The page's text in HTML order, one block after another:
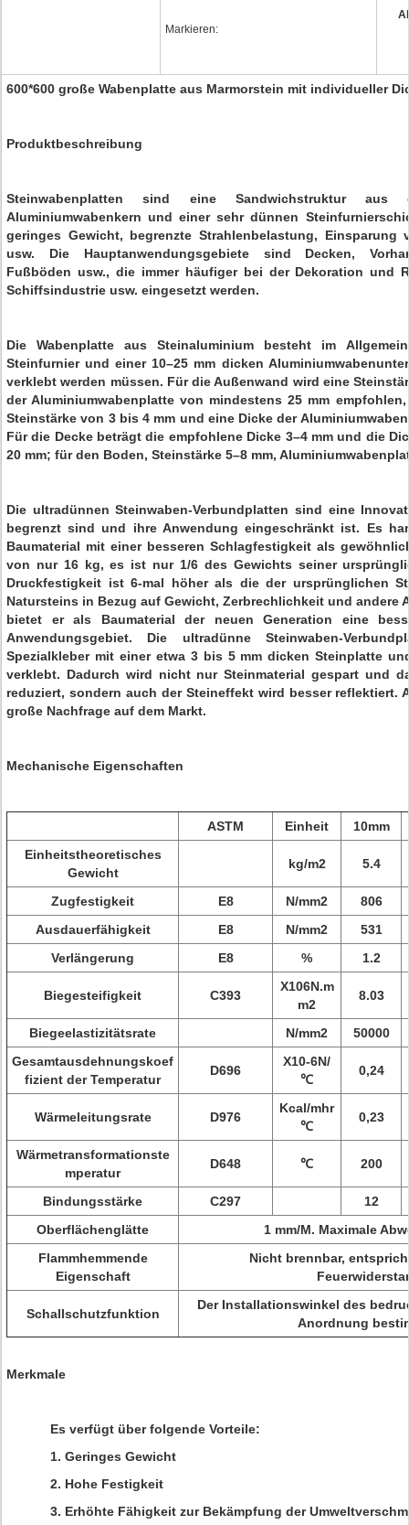
Markieren:
600*600 große Wabenplatte aus Marmorstein mit individueller
Produktbeschreibung
Steinwabenplatten sind eine Sandwichstruktur aus
Aluminiumwabenkern und einer sehr dünnen
geringes Gewicht, begrenzte Strahlenbelastung, Einsparung
usw. Die Hauptanwendungsgebiete sind Decken,
Fußböden usw., die immer häufiger bei der Dekoration und
Schiffsindustrie usw. eingesetzt werden.
Die Wabenplatte aus Steinaluminium besteht im
Steinfurnier und einer 10–25 mm dicken
verklebt werden müssen. Für die Außenwand wird eine
der Aluminiumwabenplatte von mindestens 25 mm
Steinstärke von 3 bis 4 mm und eine Dicke der
Für die Decke beträgt die empfohlene Dicke 3–4 mm und die
20 mm; für den Boden, Steinstärke 5–8 mm,
Die ultradünnen Steinwaben-Verbundplatten sind eine
begrenzt sind und ihre Anwendung eingeschränkt ist. Es
Baumaterial mit einer besseren Schlagfestigkeit als
von nur 16 kg, es ist nur 1/6 des Gewichts seiner
Druckfestigkeit ist 6-mal höher als die der ursprünglichen
Natursteins in Bezug auf Gewicht, Zerbrechlichkeit und
bietet er als Baumaterial der neuen Generation eine
Anwendungsgebiet. Die ultradünne Steinwaben-
Spezialkleber mit einer etwa 3 bis 5 mm dicken Steinplatte
verklebt. Dadurch wird nicht nur Steinmaterial gespart und
reduziert, sondern auch der Steineffekt wird besser reflektiert.
große Nachfrage auf dem Markt.
Mechanische Eigenschaften
ASTM Einheit
10mm
Einheitstheoretisches
Gewicht
kg/m2 5.4
Zugfestigkeit E8 N/mm2
806
Ausdauerfähigkeit
E8 N/mm2
531
Verlängerung
E8 % 1.2
Biegesteifigkeit C393
X106N.m
m2
8.03
Biegeelastizitätsrate N/mm2
50000
Gesamtausdehnungskoef
fizient der Temperatur
D696
X10-6N/
℃
0,24
Wärmeleitungsrate D976
Kcal/mhr
℃
0,23
Wärmetransformationste
mperatur
D648 ℃ 200
Bindungsstärke C297
12
Oberflächenglätte
1 mm/M. Maximale
Flammhemmende
Eigenschaft
Nicht brennbar,
Schallschutzfunktion
Der Installationswinkel des
Anordnung
Merkmale
Es verfügt über folgende Vorteile:
1. Geringes Gewicht
2. Hohe Festigkeit
3. Erhöhte Fähigkeit zur Bekämpfung der